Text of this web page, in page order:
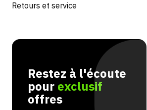
Retours et service
Restez à l'écoute
pour exclusif
offres